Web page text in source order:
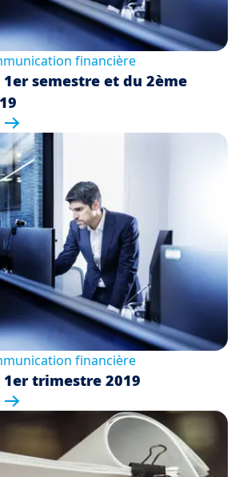
financière
semestre et du 2ème
financière
1er trimestre 2019